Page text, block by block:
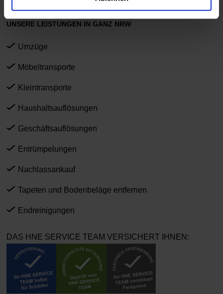
UNSERE LEISTUNGEN IN GANZ NRW
Umzüge
Möbeltransporte
Kleintransporte
Haushaltsauflösungen
Geschäftsauflösungen
Entrümpelungen
Nachlassankauf
Tapeten und Bodenbeläge entfernen
Endreinigungen
DAS HNE SERVICE TEAM VERSICHERT IHNEN: